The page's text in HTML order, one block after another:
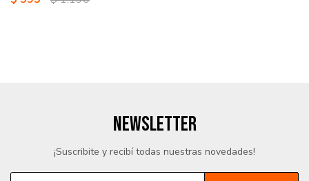
NEWSLETTER
¡Suscribite y recibí todas nuestras novedades!